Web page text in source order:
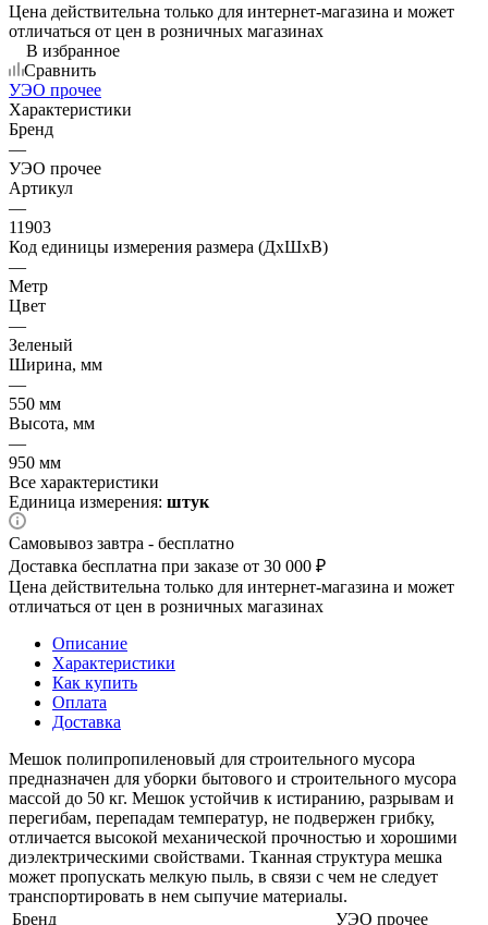
Цена действительна только для интернет-магазина и может
отличаться от цен в розничных магазинах
В избранное
Сравнить
УЭО прочее
Характеристики
Бренд
—
УЭО прочее
Артикул
—
11903
Код единицы измерения размера (ДхШхВ)
—
Метр
Цвет
—
Зеленый
Ширина, мм
—
550 мм
Высота, мм
—
950 мм
Все характеристики
Единица измерения: штук
Самовывоз завтра - бесплатно
Доставка бесплатна при заказе от 30 000 ₽
Цена действительна только для интернет-магазина и может
отличаться от цен в розничных магазинах
Описание
Характеристики
Как купить
Оплата
Доставка
Мешок полипропиленовый для строительного мусора
предназначен для уборки бытового и строительного мусора
массой до 50 кг. Мешок устойчив к истиранию, разрывам и
перегибам, перепадам температур, не подвержен грибку,
отличается высокой механической прочностью и хорошими
диэлектрическими свойствами. Тканная структура мешка
может пропускать мелкую пыль, в связи с чем не следует
транспортировать в нем сыпучие материалы.
Бренд
УЭО прочее